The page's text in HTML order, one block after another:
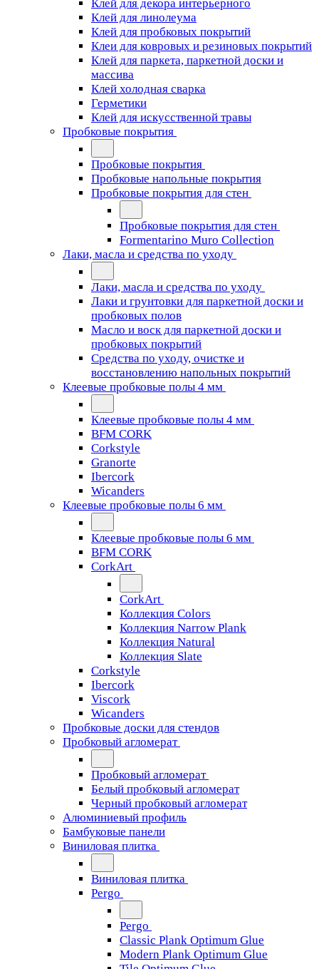
Клей для декора интерьерного
Клей для линолеума
Клей для пробковых покрытий
Клеи для ковровых и резиновых покрытий
Клей для паркета, паркетной доски и
массива
Клей холодная сварка
Герметики
Клей для искусственной травы
Пробковые покрытия
Пробковые покрытия
Пробковые напольные покрытия
Пробковые покрытия для стен
Пробковые покрытия для стен
Formentarino Muro Collection
Лаки, масла и средства по уходу
Лаки, масла и средства по уходу
Лаки и грунтовки для паркетной доски и
пробковых полов
Масло и воск для паркетной доски и
пробковых покрытий
Средства по уходу, очистке и
восстановлению напольных покрытий
Клеевые пробковые полы 4 мм
Клеевые пробковые полы 4 мм
BFM CORK
Corkstyle
Granorte
Ibercork
Wicanders
Клеевые пробковые полы 6 мм
Клеевые пробковые полы 6 мм
BFM CORK
CorkArt
CorkArt
Коллекция Colors
Коллекция Narrow Plank
Коллекция Natural
Коллекция Slate
Corkstyle
Ibercork
Viscork
Wicanders
Пробковые доски для стендов
Пробковый агломерат
Пробковый агломерат
Белый пробковый агломерат
Черный пробковый агломерат
Алюминиевый профиль
Бамбуковые панели
Виниловая плитка
Виниловая плитка
Pergo
Pergo
Classic Plank Optimum Glue
Modern Plank Optimum Glue